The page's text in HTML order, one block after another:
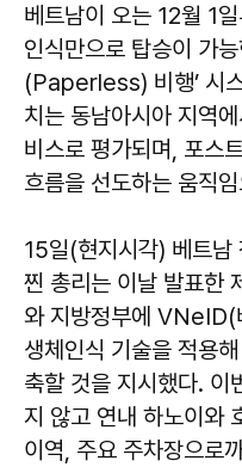
베트남이 오는 12월 1
인식만으로 탑승이 가
(Paperless) 비행’ 시
치는 동남아시아 지역
비스로 평가되며, 포스
흐름을 선도하는 움직
15일(현지시각) 베트남
찐 총리는 이날 발표한
와 지방정부에 VNeID(
생체인식 기술을 적용
축할 것을 지시했다. 이
지 않고 연내 하노이와
이역, 주요 주차장으로